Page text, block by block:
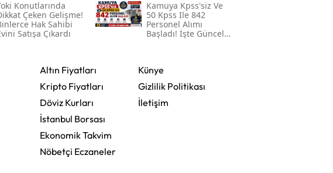
Kastamonu
Konutlarında
Çeken Gelişme!
Hak Sahibi
Satışa Çıkardı
Kamuya Kpss'siz Ve
50 Kpss Ile 842
Personel Alımı
Başladı! İşte Güncel
Altın Fiyatları
Kripto Fiyatları
Döviz Kurları
İstanbul Borsası
Ekonomik Takvim
Nöbetçi Eczaneler
Künye
Gizlilik Politikası
İletişim